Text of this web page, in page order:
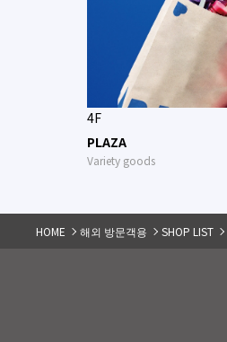
4F
PLAZA
Variety goods
HOME 해외 방문객용 SHOP LIST